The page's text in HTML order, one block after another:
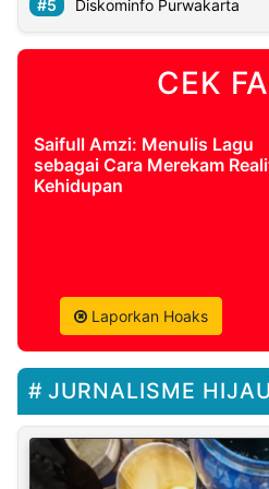
Diskominfo Purwakarta
CEK
Saifull Amzi: Menulis Lagu
sebagai Cara Merekam
Kehidupan
Laporkan Hoaks
JURNALISME HIJAU